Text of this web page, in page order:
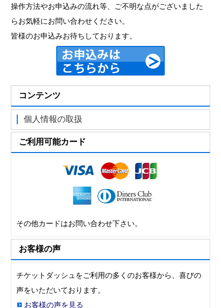
操作方法やお申込みの流れ等、ご不明な点がございました
らお気軽にお問い合わせください。
皆様のお申込みお待ちしております。
コンテンツ
個人情報の取扱
ご利用可能カード
その他カードはお問い合わせ下さい。
お客様の声
チケットダッシュをご利用の多くのお客様から、喜びの
声をいただいております。
お客様の声を見る